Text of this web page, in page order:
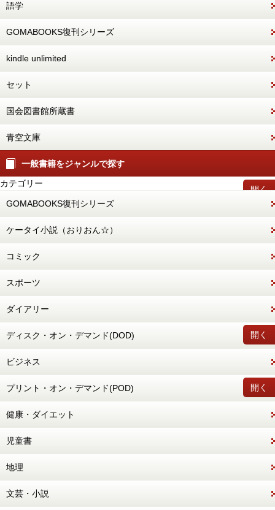
語学
GOMABOOKS復刊シリーズ
kindle unlimited
セット
国会図書館所蔵書
青空文庫
一般書籍をジャンルで探す
開く
カテゴリー
GOMABOOKS復刊シリーズ
ケータイ小説（おりおん☆）
コミック
スポーツ
ダイアリー
開く
ディスク・オン・デマンド(DOD)
ビジネス
開く
プリント・オン・デマンド(POD)
健康・ダイエット
児童書
地理
文芸・小説